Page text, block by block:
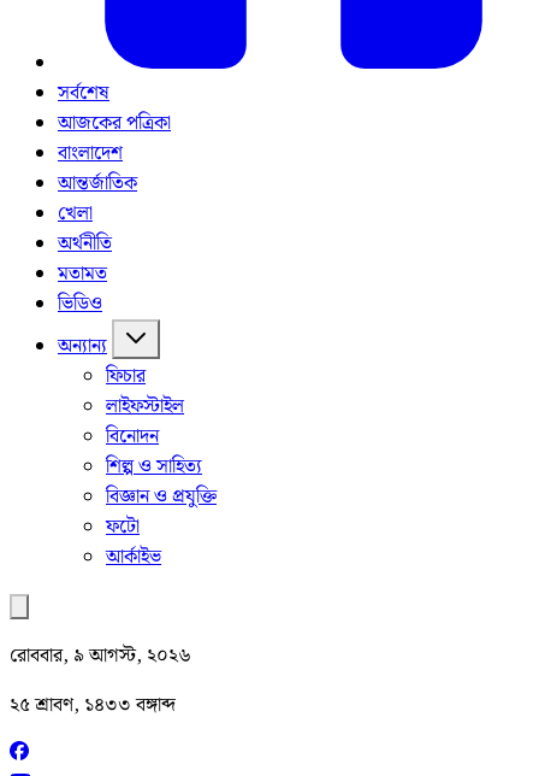
সর্বশেষ
আজকের পত্রিকা
বাংলাদেশ
আন্তর্জাতিক
খেলা
অর্থনীতি
মতামত
ভিডিও
অন্যান্য
ফিচার
লাইফস্টাইল
বিনোদন
শিল্প ও সাহিত্য
বিজ্ঞান ও প্রযুক্তি
ফটো
আর্কাইভ
রোববার, ৯ আগস্ট, ২০২৬
২৫ শ্রাবণ, ১৪৩৩ বঙ্গাব্দ